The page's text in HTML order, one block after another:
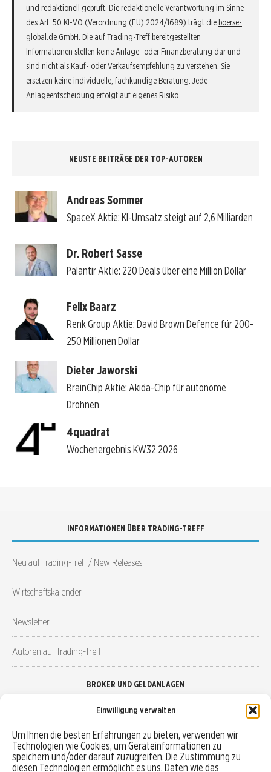
Einwilligung verwalten
Um Ihnen die besten Erfahrungen zu bieten, verwenden wir
Technologien wie Cookies, um Geräteinformationen zu
speichern und/oder darauf zuzugreifen. Die Zustimmung zu
diesen Technologien ermöglicht es uns, Daten wie das
und redaktionell geprüft. Die redaktionelle Verantwortung im Sinne
des Art. 50 KI-VO (Verordnung (EU) 2024/1689) trägt die boerse-
global.de GmbH. Die auf Trading-Treff bereitgestellten
Informationen stellen keine Anlage- oder Finanzberatung dar und
sind nicht als Kauf- oder Verkaufsempfehlung zu verstehen. Sie
ersetzen keine individuelle, fachkundige Beratung. Jede
Anlageentscheidung erfolgt auf eigenes Risiko.
NEUSTE BEITRÄGE DER TOP-AUTOREN
Andreas Sommer
SpaceX Aktie: KI-Umsatz steigt auf 2,6 Milliarden
Dr. Robert Sasse
Palantir Aktie: 220 Deals über eine Million Dollar
Felix Baarz
Renk Group Aktie: David Brown Defence für 200-
250 Millionen Dollar
Dieter Jaworski
BrainChip Aktie: Akida-Chip für autonome
Drohnen
4quadrat
Wochenergebnis KW32 2026
INFORMATIONEN ÜBER TRADING-TREFF
Neu auf Trading-Treff / New Releases
Wirtschaftskalender
Newsletter
Autoren auf Trading-Treff
BROKER UND GELDANLAGEN
Robo-Advisor vergleichen